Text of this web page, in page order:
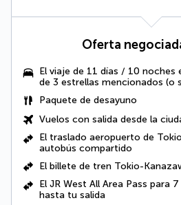
Oferta
El viaje de 11 días / 10 noches
de 3 estrellas mencionados (o
Paquete de desayuno
Vuelos con salida desde la
El traslado aeropuerto de
autobús compartido
El billete de tren Tokio-
El JR West All Area Pass para
hasta tu salida